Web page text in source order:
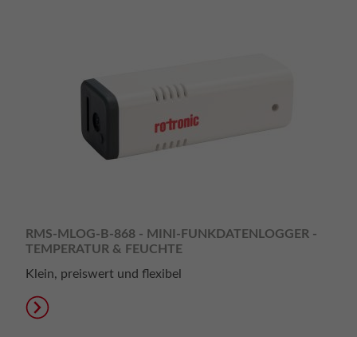
RMS-MLOG-B-868 - MINI-FUNKDATENLOGGER -
TEMPERATUR & FEUCHTE
Klein, preiswert und flexibel